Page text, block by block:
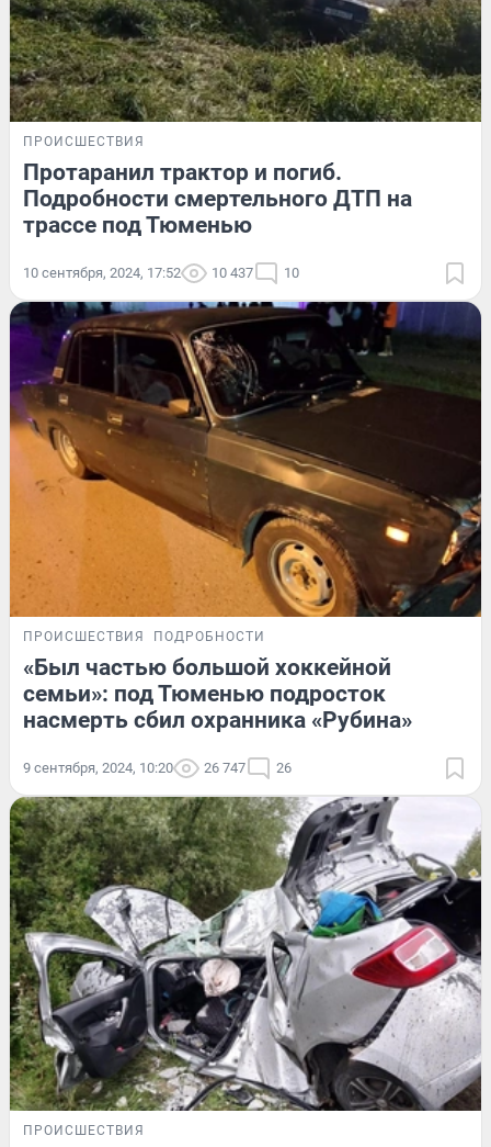
ПРОИСШЕСТВИЯ
Протаранил трактор и погиб.
Подробности смертельного ДТП на
трассе под Тюменью
10 сентября, 2024, 17:52 10 437 10
ПРОИСШЕСТВИЯ ПОДРОБНОСТИ
«Был частью большой хоккейной
семьи»: под Тюменью подросток
насмерть сбил охранника «Рубина»
9 сентября, 2024, 10:20 26 747 26
ПРОИСШЕСТВИЯ